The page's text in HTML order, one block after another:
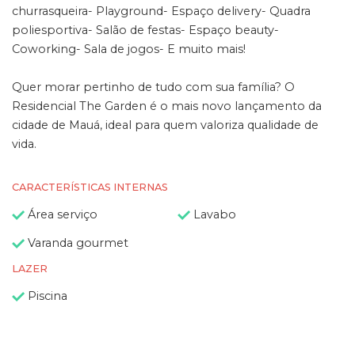
churrasqueira- Playground- Espaço delivery- Quadra
poliesportiva- Salão de festas- Espaço beauty-
Coworking- Sala de jogos- E muito mais!
Quer morar pertinho de tudo com sua família? O
Residencial The Garden é o mais novo lançamento da
cidade de Mauá, ideal para quem valoriza qualidade de
vida.
CARACTERÍSTICAS INTERNAS
Área serviço
Lavabo
Varanda gourmet
LAZER
Piscina